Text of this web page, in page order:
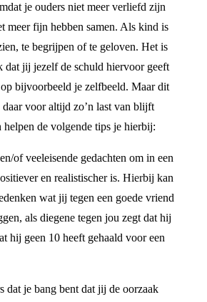
je ouders niet meer verliefd zijn
meer fijn hebben samen. Als kind is
te begrijpen of te geloven. Het is
dat jij jezelf de schuld hiervoor geeft
bijvoorbeeld je zelfbeeld. Maar dit
daar voor altijd zo’n last van blijft
de volgende tips je hierbij:
of veeleisende gedachten om in een
en realistischer is. Hierbij kan
wat jij tegen een goede vriend
als diegene tegen jou zegt dat hij
hij geen 10 heeft gehaald voor een
dat je bang bent dat jij de oorzaak